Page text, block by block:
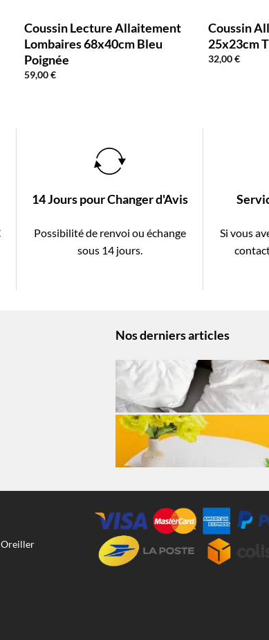
Coussin Lecture Allaitement
Lombaires 68x40cm Bleu
Poignée
59,00€
Coussin
25x23cm
32,00€
14 Jours pour Changer d'Avis
Possibilité de renvoi ou échange
sous 14 jours.
Si vous
Nos derniers articles
Oreiller